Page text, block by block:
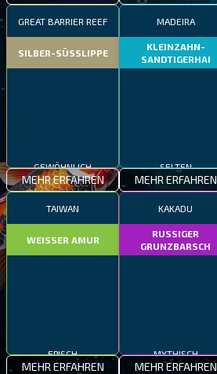
GREAT BARRIER REEF
SILBER-SÜSSLIPPE
GEWÖHNLICH
MEHR ERFAHREN
MADEIRA
KLEINZAHN-
SANDTIGERHAI
SELTEN
MEHR ERFAHREN
TAIWAN
WEISSER AMUR
EPISCH
MEHR ERFAHREN
KAKADU
RUSSIGER
GRUNZBARSCH
MYTHISCH
MEHR ERFAHREN